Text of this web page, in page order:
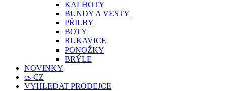
KALHOTY
BUNDY A VESTY
PŘILBY
BOTY
RUKAVICE
PONOŽKY
BRÝLE
NOVINKY
cs-CZ
VYHLEDAT PRODEJCE